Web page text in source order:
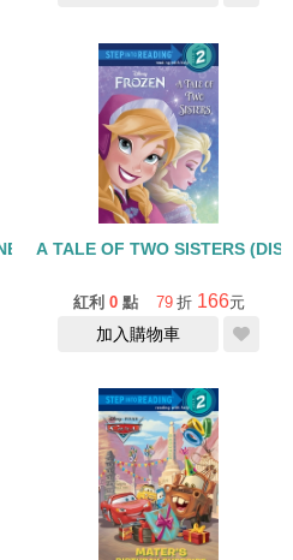
FROZEN)/STEP INTO
A TALE OF TWO SISTERS
紅利 0 點 79 折 166元
加入購物車